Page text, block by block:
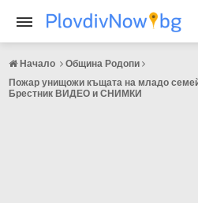
Начало
Община Родопи
Пожар унищожи къщата на младо
Брестник ВИДЕО и СНИМКИ